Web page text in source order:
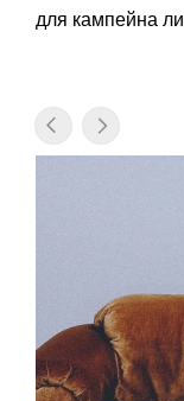
для кампейна